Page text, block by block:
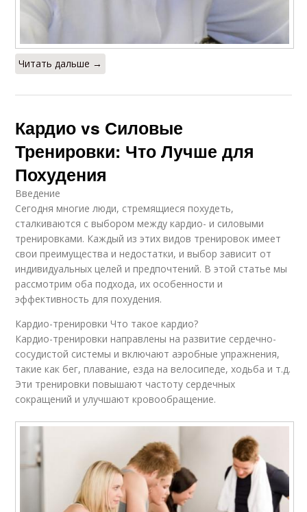
Читать дальше →
Кардио vs Силовые
Тренировки: Что Лучше для
Похудения
Введение
Сегодня многие люди, стремящиеся похудеть,
сталкиваются с выбором между кардио- и силовыми
тренировками. Каждый из этих видов тренировок имеет
свои преимущества и недостатки, и выбор зависит от
индивидуальных целей и предпочтений. В этой статье мы
рассмотрим оба подхода, их особенности и
эффективность для похудения.
Кардио-тренировки Что такое кардио?
Кардио-тренировки направлены на развитие сердечно-
сосудистой системы и включают аэробные упражнения,
такие как бег, плавание, езда на велосипеде, ходьба и т.д.
Эти тренировки повышают частоту сердечных
сокращений и улучшают кровообращение.